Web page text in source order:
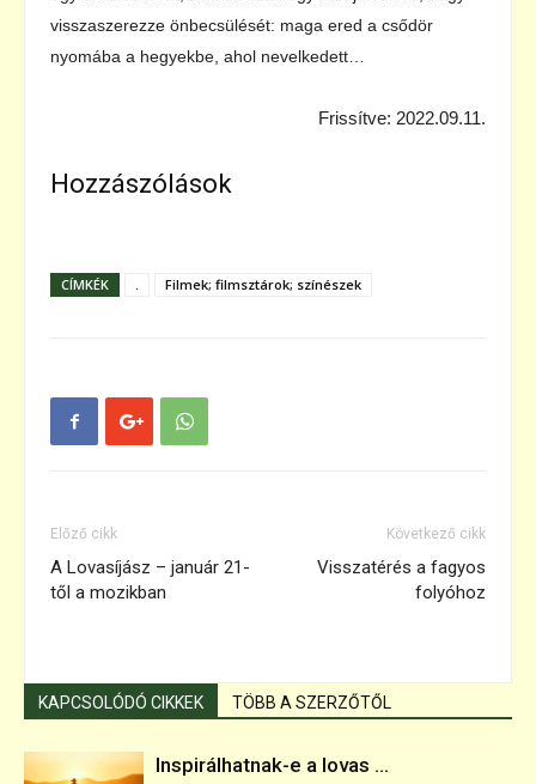
visszaszerezze önbecsülését: maga ered a csődör
nyomába a hegyekbe, ahol nevelkedett…
Frissítve: 2022.09.11.
Hozzászólások
CÍMKÉK . Filmek; filmsztárok; színészek
Előző cikk
A Lovasíjász – január 21-
től a mozikban
Következő cikk
Visszatérés a fagyos
folyóhoz
KAPCSOLÓDÓ CIKKEK TÖBB A SZERZŐTŐL
Inspirálhatnak-e a lovas ...